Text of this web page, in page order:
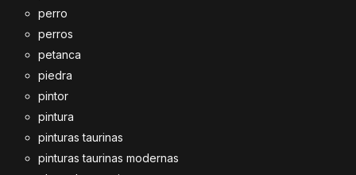
perro
perros
petanca
piedra
pintor
pintura
pinturas taurinas
pinturas taurinas modernas